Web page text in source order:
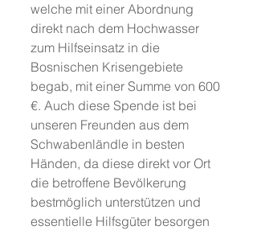
welche mit einer Abordnung
direkt nach dem Hochwasser
zum Hilfseinsatz in die
Bosnischen Krisengebiete
begab, mit einer Summe von 600
€. Auch diese Spende ist bei
unseren Freunden aus dem
Schwabenländle in besten
Händen, da diese direkt vor Ort
die betroffene Bevölkerung
bestmöglich unterstützen und
essentielle Hilfsgüter besorgen